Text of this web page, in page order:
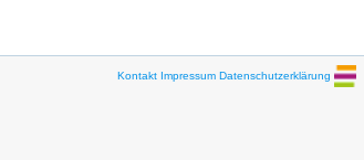
Kontakt Impressum Datenschutzerklärung